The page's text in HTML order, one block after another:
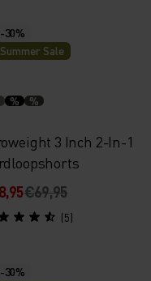
-30%
Summer Sale
% %
3 Inch 2-In-1
€69,95
(5)
-30%